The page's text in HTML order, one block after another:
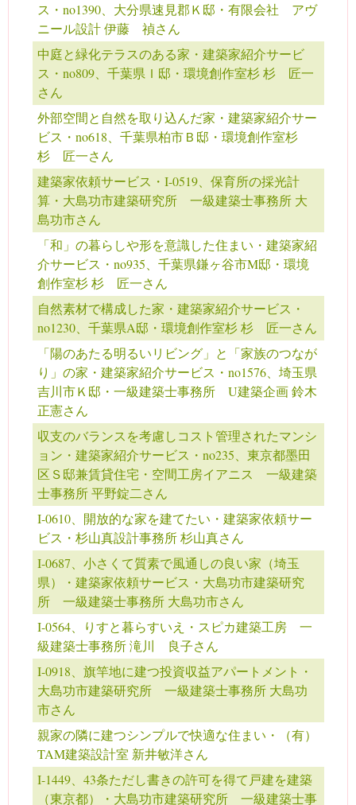
ス・no1390、大分県速見郡Ｋ邸・有限会社 アヴ
ニール設計 伊藤 禎さん
中庭と緑化テラスのある家・建築家紹介サービ
ス・no809、千葉県Ｉ邸・環境創作室杉 杉 匠一
さん
外部空間と自然を取り込んだ家・建築家紹介サー
ビス・no618、千葉県柏市Ｂ邸・環境創作室杉
杉 匠一さん
建築家依頼サービス・I-0519、保育所の採光計
算・大島功市建築研究所 一級建築士事務所 大
島功市さん
「和」の暮らしや形を意識した住まい・建築家紹
介サービス・no935、千葉県鎌ヶ谷市M邸・環境
創作室杉 杉 匠一さん
自然素材で構成した家・建築家紹介サービス・
no1230、千葉県A邸・環境創作室杉 杉 匠一さん
「陽のあたる明るいリビング」と「家族のつなが
り」の家・建築家紹介サービス・no1576、埼玉県
吉川市Ｋ邸・一級建築士事務所 U建築企画 鈴木
正憲さん
収支のバランスを考慮しコスト管理されたマンシ
ョン・建築家紹介サービス・no235、東京都墨田
区Ｓ邸兼賃貸住宅・空間工房イアニス 一級建築
士事務所 平野錠二さん
I-0610、開放的な家を建てたい・建築家依頼サー
ビス・杉山真設計事務所 杉山真さん
I-0687、小さくて質素で風通しの良い家（埼玉
県）・建築家依頼サービス・大島功市建築研究
所 一級建築士事務所 大島功市さん
I-0564、りすと暮らすいえ・スピカ建築工房 一
級建築士事務所 滝川 良子さん
I-0918、旗竿地に建つ投資収益アパートメント・
大島功市建築研究所 一級建築士事務所 大島功
市さん
親家の隣に建つシンプルで快適な住まい・（有）
TAM建築設計室 新井敏洋さん
I-1449、43条ただし書きの許可を得て戸建を建築
（東京都）・大島功市建築研究所 一級建築士事